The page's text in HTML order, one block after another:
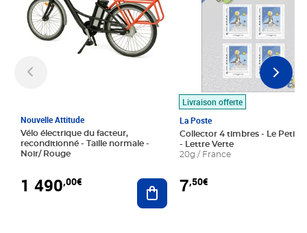
Nouvelle Attitude
Vélo électrique du facteur,
reconditionné - Taille normale -
Noir/ Rouge
1 490,00€ Ajouter au panier
Livraison offerte
La Poste
Collector 4 timbres - Le Petit
- Lettre Verte
20g / France
7,50€